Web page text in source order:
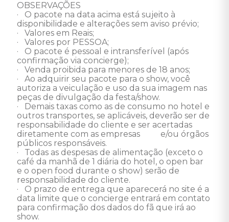
OBSERVAÇÕES
·   O pacote na data acima está sujeito à
disponibilidade e alterações sem aviso prévio;
·   Valores em Reais;
·   Valores por PESSOA;
·   O pacote é pessoal e intransferível (após
confirmação via concierge);
·   Venda proibida para menores de 18 anos;
·   Ao adquirir seu pacote para o show, você
autoriza a veiculação e uso da sua imagem nas
peças de divulgação da festa/show.
·   Demais taxas como as de consumo no hotel e
outros transportes, se aplicáveis, deverão ser de
responsabilidade do cliente e ser acertadas
diretamente com as empresas          e/ou órgãos
públicos responsáveis.
·   Todas as despesas de alimentação (exceto o
café da manhã de 1 diária do hotel, o open bar
e o open food durante o show) serão de
responsabilidade do cliente.
·   O prazo de entrega que aparecerá no site é a
data limite que o concierge entrará em contato
para confirmação dos dados do fã que irá ao
show.